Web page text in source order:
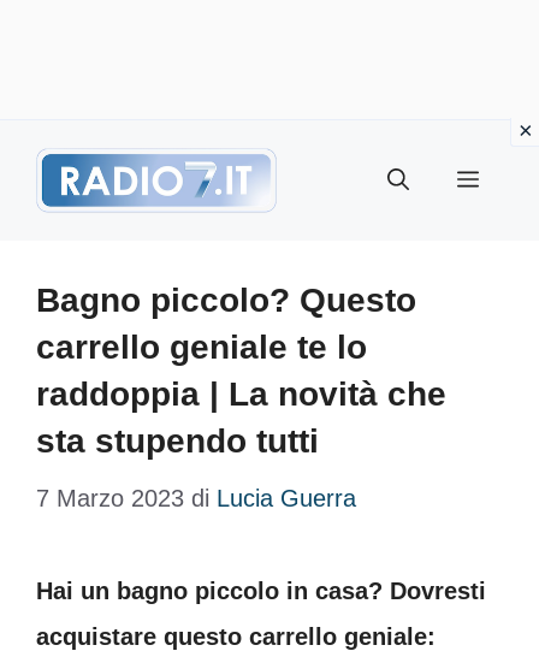
Menu
Bagno piccolo? Questo
carrello geniale te lo
raddoppia | La novità che
sta stupendo tutti
7 Marzo 2023 di Lucia Guerra
Hai un bagno piccolo in casa? Dovresti
acquistare questo carrello geniale: